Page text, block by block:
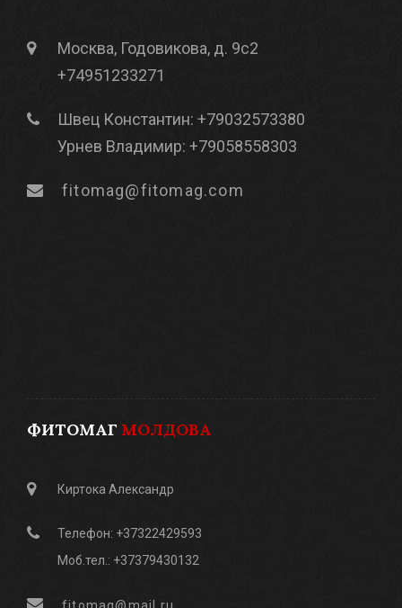
Москва, Годовикова, д. 9с2
+74951233271
Швец Константин: +79032573380
Урнев Владимир: +79058558303
fitomag@fitomag.com
ФИТОМАГ МОЛДОВА
Киртока Александр
Телефон: +37322429593
Моб.тел.: +37379430132